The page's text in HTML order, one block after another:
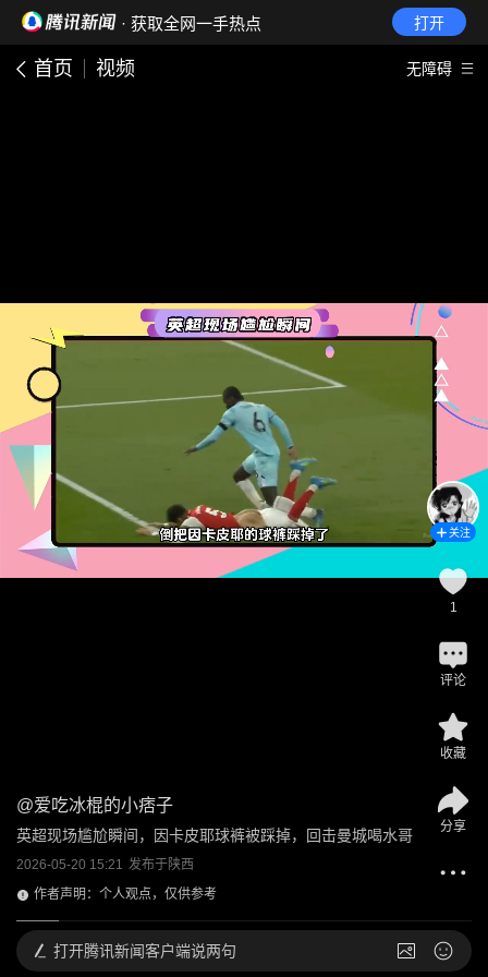
· 获取全网一手热点 打开
首页 视频 无障碍
@爱吃冰棍的小痞子
英超现场尴尬瞬间，因卡皮耶球裤被踩掉，回击曼城喝水哥
2026-05-20 15:21 发布于陕西
作者声明：个人观点，仅供参考
关注
1
评论
收藏
分享
打开腾讯新闻客户端说两句